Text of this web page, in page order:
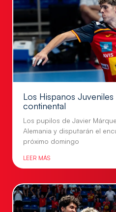
Los Hispanos
continental
Los pupilos de Javier
Alemania y disputarán el
próximo domingo
LEER MÁS